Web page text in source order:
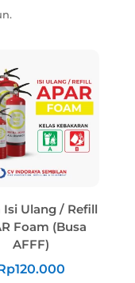
Isi Ulang / Refill
Foam (Busa
AFFF)
120.000